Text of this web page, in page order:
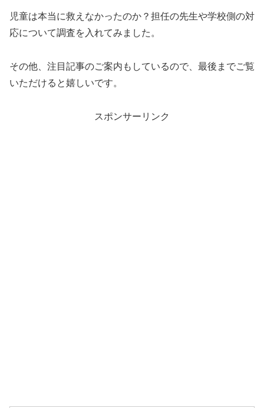
児童は本当に救えなかったのか？担任の先生や学校側の対
応について調査を入れてみました。
その他、注目記事のご案内もしているので、最後までご覧
いただけると嬉しいです。
スポンサーリンク